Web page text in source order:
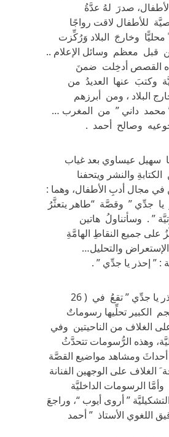
صدرَ لهُ عدَّةُ
للأطفال لاقت رواجًا
وخارجَ البلاد وَرُكِّزت
قبل معظم وسائل الإعلام ..
القصص أدخِلت ضمنَ
وكتبَ عنها العديدُ من
البلاد ، ومن أبرزهم
” محمد داني ” من المغرب …
وصالح أحمد .
سهيل عيساوي بعد غياب
والنشر ويتحفنا
في مجال أدبِ الأطفال، وهما :
جدِّي ” وقصَّة “طاهر يتعثَّرُ
” . وسأتناولُ هاتين
على جميع النقاطِ الهامَّةِ
والتحليل…
” إحذر يا جدِّي ” .
هذه القصَّة ” إحذر يا جدِّي ” تقعُ في ( 26
الكبير تحلِّيها رسوماتٌ
الغلاف من الناحيتين وفي
وهذه الرُّسومات تتحدَّثُ
ومشاهد مواضيع القصَّة
على الوجهين الفنانة
وأمَّا الرسومات الداخليَّة
” أروى أيوب “، وراجعَ
اللغوي الأستاذ ” أحمد